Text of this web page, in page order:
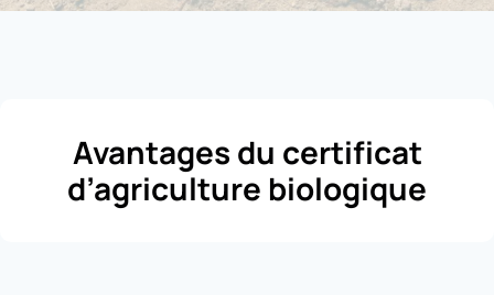
Avantages du certificat
d’agriculture biologique